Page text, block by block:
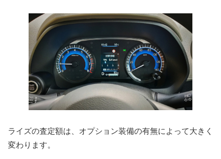
ライズの査定額は、オプション装備の有無によって大きく
変わります。